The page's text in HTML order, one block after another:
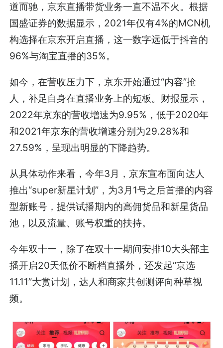
道而驰，京东直播带货业务一直不温不火。根据
国盛证券的数据显示，2021年仅有4%的MCN机
构选择在京东开启直播，这一数字远低于抖音的
96%与淘宝直播的35%。
如今，在营收压力下，京东开始通过“内容”抢
人，补足自身在直播业务上的短板。财报显示，
2022年京东的营收增速为9.95%，低于2020年
和2021年京东的营收增速分别为29.28%和
27.59%，呈现出明显的下降趋势。
从具体动作来看，今年3月，京东宣布面向达人
推出“super新星计划”，为3月1号之后首播的内容
型新账号，提供试播期内的高佣货品和新星货品
池，以及流量、账号权重的扶持。
今年双十一，除了在双十一期间安排10大头部主
播开启20天低价不断档直播外，还发起“京选
11.11”大赏计划，达人和商家共创测评向种草视
频。